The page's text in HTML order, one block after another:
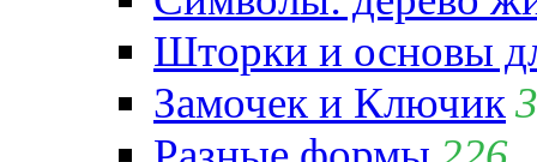
Шторки и основы
Замочек и Ключик